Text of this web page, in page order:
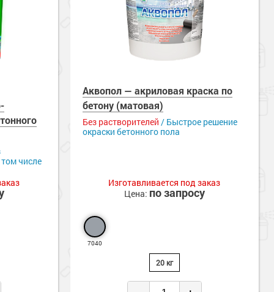
числе
Аквопол — акриловая краска по
бетону (матовая)
Без растворителей / Быстрое решение
окраски бетонного пола
Изготавливается под заказ
Цена: по запросу
7040
20 кг